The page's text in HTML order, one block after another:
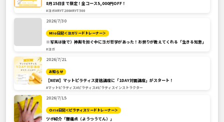
8月15日まで限定！全コース5,000円OFF！
#ヨガ#RYT200#RYT500
2026/7/30
Mio日記＜ヨガリードトレーナー＞
※写真は後で）神輿を担ぐ中にヨガ哲学があった！お祭りが教えてくれる「生きる知恵」
#ヨガ
2026/7/21
お知らせ
【NEW】マットピラティス資格講座に「1DAY対面講座」がスタート！
#マットピラティス#ピラティス#ピラティスインストラクター
2026/7/15
Orie日記＜ピラティスリードトレーナー＞
ツボ紹介「腰痛点（ようつうてん）」